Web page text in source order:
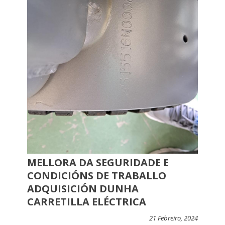
MELLORA DA SEGURIDADE E
CONDICIÓNS DE TRABALLO
ADQUISICIÓN DUNHA
CARRETILLA ELÉCTRICA
21 Febreiro, 2024